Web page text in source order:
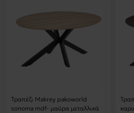
Τραπέζι Makrey pakoworld
sonoma mdf- μαύρα μεταλλικά